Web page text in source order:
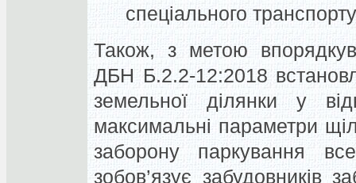
спеціального
Також, з метою
ДБН Б.2.2-12:2018
земельної ділянки у
максимальні параметри
заборону паркування
зобов’язує забудовників